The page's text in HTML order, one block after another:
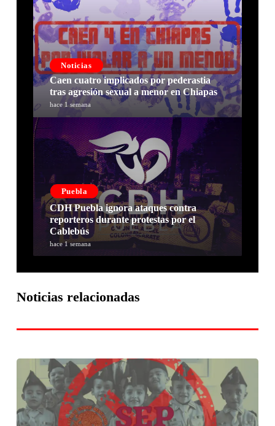
Noticias
Caen cuatro implicados por pederastia
tras agresión sexual a menor en Chiapas
hace 1 semana
Puebla
CDH Puebla ignora ataques contra
reporteros durante protestas por el
Cablebús
hace 1 semana
Noticias relacionadas